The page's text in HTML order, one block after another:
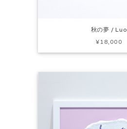
秋の夢 / Luo
¥18,000